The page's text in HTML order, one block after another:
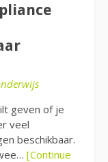
geven of je
veel
beschikbaar.
[Continue